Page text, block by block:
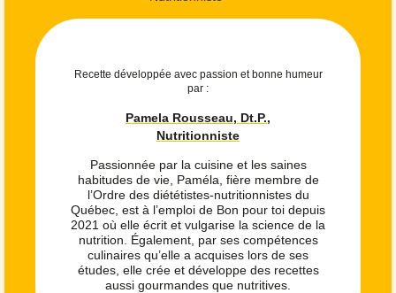
Recette développée avec passion et bonne humeur
par :
Pamela Rousseau, Dt.P.,
Nutritionniste
Passionnée par la cuisine et les saines
habitudes de vie, Paméla, fière membre de
l’Ordre des diététistes-nutritionnistes du
Québec, est à l’emploi de Bon pour toi depuis
2021 où elle écrit et vulgarise la science de la
nutrition. Également, par ses compétences
culinaires qu’elle a acquises lors de ses
études, elle crée et développe des recettes
aussi gourmandes que nutritives.